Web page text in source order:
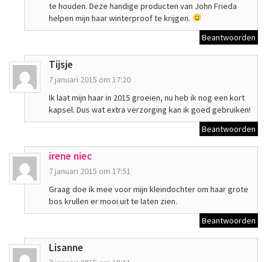
te houden. Deze handige producten van John Frieda
helpen mijn haar winterproof te krijgen.
Beantwoorden
Tijsje
7 januari 2015 om 17:20
Ik laat mijn haar in 2015 groeien, nu heb ik nog een kort
kapsel. Dus wat extra verzorging kan ik goed gebruiken!
Beantwoorden
irene niec
7 januari 2015 om 17:51
Graag doe ik mee voor mijn kleindochter om haar grote
bos krullen er mooi uit te laten zien.
Beantwoorden
Lisanne